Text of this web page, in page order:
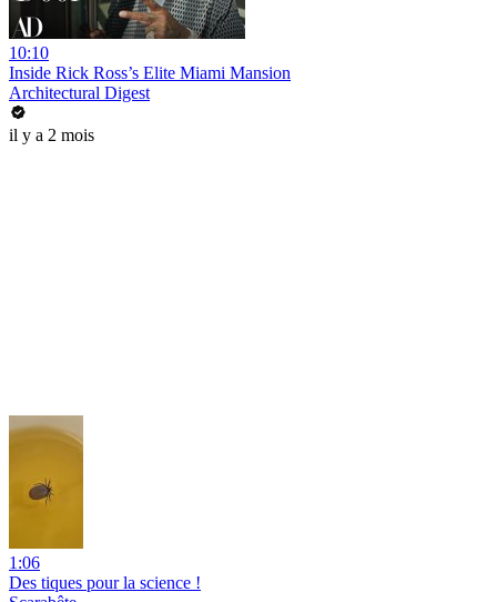
10:10
Inside Rick Ross’s Elite Miami Mansion
Architectural Digest
il y a 2 mois
1:06
Des tiques pour la science !